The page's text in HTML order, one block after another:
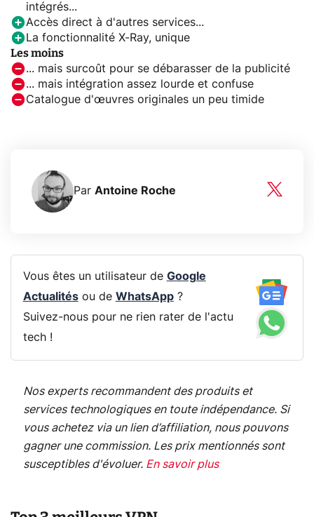
intégrés...
Accès direct à d'autres services...
La fonctionnalité X-Ray, unique
Les moins
... mais surcoût pour se débarasser de la publicité
... mais intégration assez lourde et confuse
Catalogue d'œuvres originales un peu timide
Par Antoine Roche
Vous êtes un utilisateur de Google
Actualitésou de WhatsApp?
Suivez-nous pour ne rien rater de l'actu
tech !
Nos experts recommandent des produits et
services technologiques en toute indépendance. Si
vous achetez via un lien d’affiliation, nous pouvons
gagner une commission. Les prix mentionnés sont
susceptibles d'évoluer. En savoir plus